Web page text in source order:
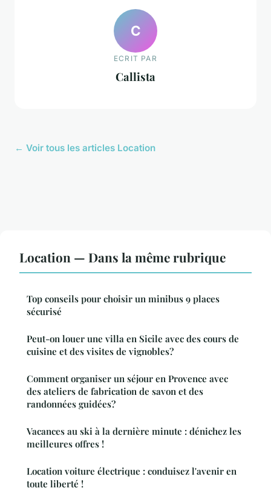
C
ECRIT PAR
Callista
← Voir tous les articles Location
Location — Dans la même rubrique
Top conseils pour choisir un minibus 9 places
sécurisé
Peut-on louer une villa en Sicile avec des cours de
cuisine et des visites de vignobles?
Comment organiser un séjour en Provence avec
des ateliers de fabrication de savon et des
randonnées guidées?
Vacances au ski à la dernière minute : dénichez les
meilleures offres !
Location voiture électrique : conduisez l'avenir en
toute liberté !